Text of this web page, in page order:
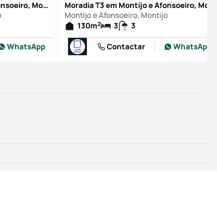
Moradia T3 em Montijo e Afonsoeiro, Montijo
WhatsApp
Montijo e Afonsoeiro, Montijo
130m2 3
3
Contactar
WhatsApp